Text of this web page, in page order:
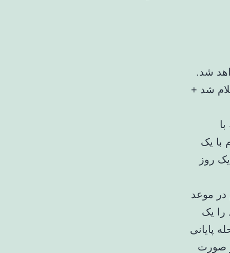
شد.
با یک
یک روز
در موعد
را یک
پایانی
صورت